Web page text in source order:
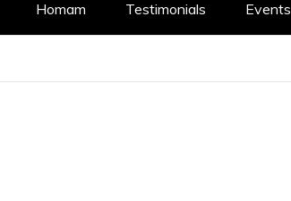
Homam Testimonials Events